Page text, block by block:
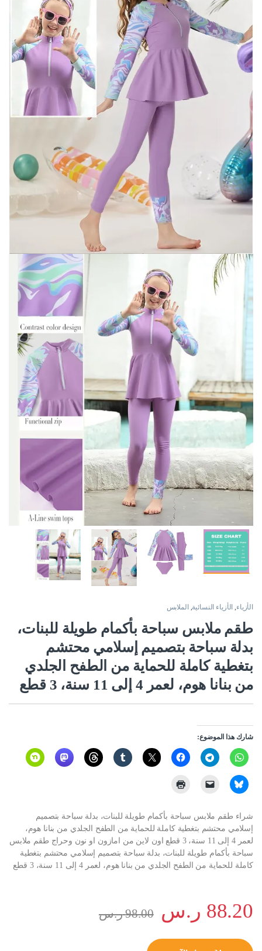
الأزياء, الأزياء النسائية, الملابس
طقم ملابس سباحة بأكمام طويلة للبنات،
بدلة سباحة بتصميم إسلامي محتشم
بتغطية كاملة للحماية من الطفح الجلدي
من بنانا هوم، لعمر 4 إلى 11 سنة، 3 قطع
شارك هذا الموضوع:
شراء طقم ملابس سباحة بأكمام طويلة للبنات، بدلة سباحة بتصميم
إسلامي محتشم بتغطية كاملة للحماية من الطفح الجلدي من بنانا هوم،
لعمر 4 إلى 11 سنة، 3 قطع اون لاين من امازون او نون وحراج طقم ملابس
سباحة بأكمام طويلة للبنات، بدلة سباحة بتصميم إسلامي محتشم بتغطية
كاملة للحماية من الطفح الجلدي من بنانا هوم، لعمر 4 إلى 11 سنة، 3 قطع
88.20 ر.س 98.00 ر.س